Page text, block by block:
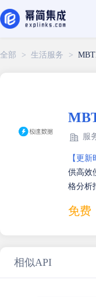
全部 > 生活服务 >
服
【更新
供高效
格分析
免费
相似API